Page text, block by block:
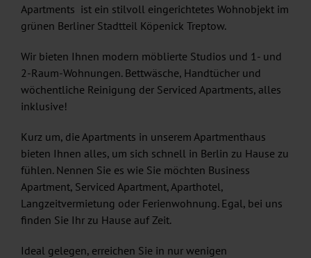
Apartments ist ein stilvoll eingerichtetes Wohnobjekt im
grünen Berliner Stadtteil Köpenick Treptow.
Wir bieten Ihnen modern möblierte Studios und 1- und
2-Raum-Wohnungen. Bettwäsche, Handtücher und
wöchentliche Reinigung der Serviced Apartments, alles
inklusive!
Kurz um, die Apartments in unserem Apartmenthaus
bieten Ihnen alles, um sich schnell in Berlin zu Hause zu
fühlen. Nennen Sie es wie Sie möchten Business
Apartment, Serviced Apartment, Aparthotel,
Langzeitvermietung oder Ferienwohnung. Egal, bei uns
finden Sie Ihr zu Hause auf Zeit.
Ideal gelegen, erreichen Sie in nur wenigen